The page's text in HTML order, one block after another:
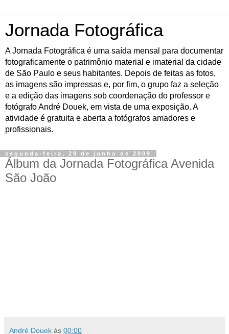
Jornada Fotográfica
A Jornada Fotográfica é uma saída mensal para documentar
fotograficamente o patrimônio material e imaterial da cidade
de São Paulo e seus habitantes. Depois de feitas as fotos,
as imagens são impressas e, por fim, o grupo faz a seleção
e a edição das imagens sob coordenação do professor e
fotógrafo André Douek, em vista de uma exposição. A
atividade é gratuita e aberta a fotógrafos amadores e
profissionais.
segunda-feira, 29 de junho de 2009
Álbum da Jornada Fotográfica Avenida
São João
André Douek às 00:00